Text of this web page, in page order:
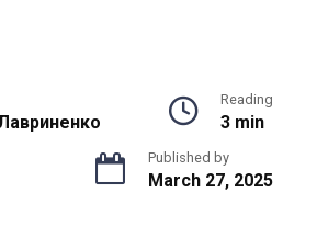
Reading
3 min
Published by
March 27, 2025